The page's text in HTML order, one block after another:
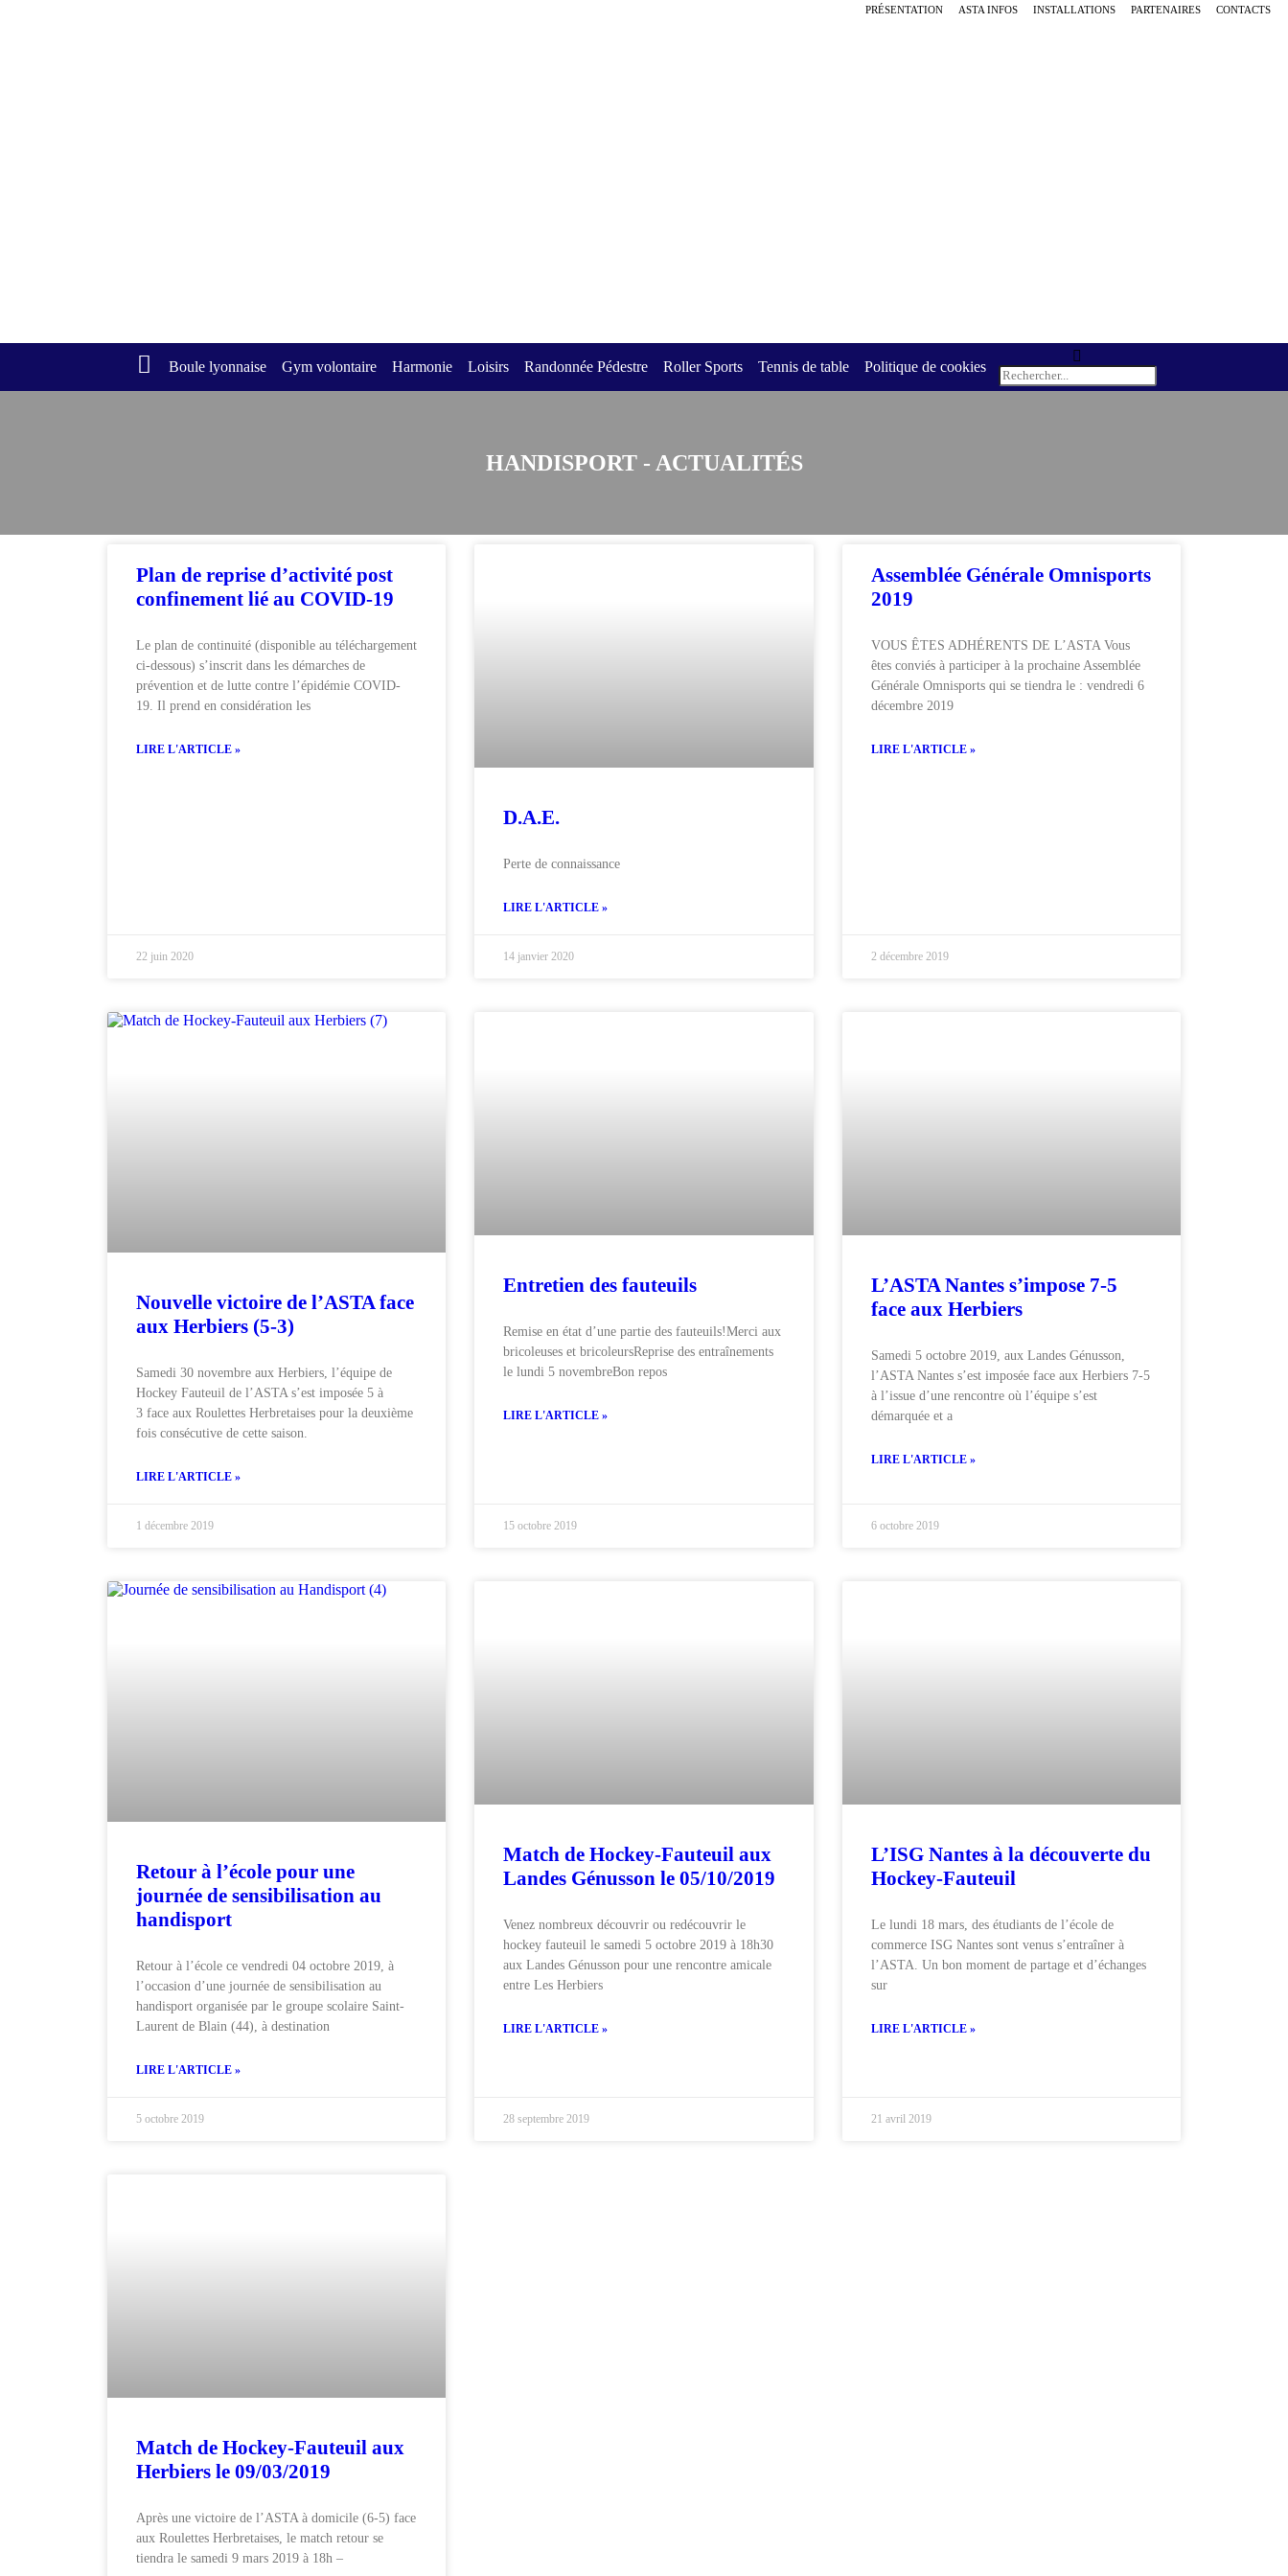
PRÉSENTATION ASTA INFOS INSTALLATIONS PARTENAIRES CONTACTS
Boule lyonnaise Gym volontaire Harmonie Loisirs Randonnée Pédestre Roller Sports Tennis de table Politique de cookies
HANDISPORT - ACTUALITÉS
Plan de reprise d’activité post
confinement lié au COVID-19
Le plan de continuité (disponible au téléchargement
ci-dessous) s’inscrit dans les démarches de
prévention et de lutte contre l’épidémie COVID-
19. Il prend en considération les
LIRE L'ARTICLE »
22 juin 2020
D.A.E.
Perte de connaissance
LIRE L'ARTICLE »
14 janvier 2020
Assemblée Générale Omnisports
2019
VOUS ÊTES ADHÉRENTS DE L’ASTA Vous
êtes conviés à participer à la prochaine Assemblée
Générale Omnisports qui se tiendra le : vendredi 6
décembre 2019
LIRE L'ARTICLE »
2 décembre 2019
Nouvelle victoire de l’ASTA face
aux Herbiers (5-3)
Samedi 30 novembre aux Herbiers, l’équipe de
Hockey Fauteuil de l’ASTA s’est imposée 5 à
3 face aux Roulettes Herbretaises pour la deuxième
fois consécutive de cette saison.
LIRE L'ARTICLE »
1 décembre 2019
Entretien des fauteuils
Remise en état d’une partie des fauteuils!Merci aux
bricoleuses et bricoleursReprise des entraînements
le lundi 5 novembreBon repos
LIRE L'ARTICLE »
15 octobre 2019
L’ASTA Nantes s’impose 7-5
face aux Herbiers
Samedi 5 octobre 2019, aux Landes Génusson,
l’ASTA Nantes s’est imposée face aux Herbiers 7-5
à l’issue d’une rencontre où l’équipe s’est
démarquée et a
LIRE L'ARTICLE »
6 octobre 2019
Retour à l’école pour une
journée de sensibilisation au
handisport
Retour à l’école ce vendredi 04 octobre 2019, à
l’occasion d’une journée de sensibilisation au
handisport organisée par le groupe scolaire Saint-
Laurent de Blain (44), à destination
LIRE L'ARTICLE »
5 octobre 2019
Match de Hockey-Fauteuil aux
Landes Génusson le 05/10/2019
Venez nombreux découvrir ou redécouvrir le
hockey fauteuil le samedi 5 octobre 2019 à 18h30
aux Landes Génusson pour une rencontre amicale
entre Les Herbiers
LIRE L'ARTICLE »
28 septembre 2019
L’ISG Nantes à la découverte du
Hockey-Fauteuil
Le lundi 18 mars, des étudiants de l’école de
commerce ISG Nantes sont venus s’entraîner à
l’ASTA. Un bon moment de partage et d’échanges
sur
LIRE L'ARTICLE »
21 avril 2019
Match de Hockey-Fauteuil aux
Herbiers le 09/03/2019
Après une victoire de l’ASTA à domicile (6-5) face
aux Roulettes Herbretaises, le match retour se
tiendra le samedi 9 mars 2019 à 18h –